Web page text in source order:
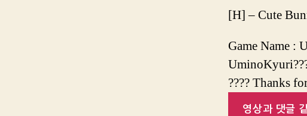
[H] – Cute
Game Name :
???? Thanks
영상과 댓글